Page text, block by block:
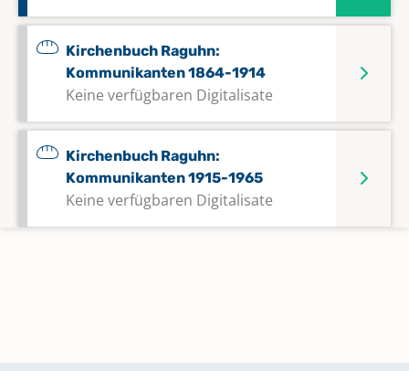
Kirchenbuch Raguhn:
Kommunikanten 1864-1914
Keine verfügbaren Digitalisate
Kirchenbuch Raguhn:
Kommunikanten 1915-1965
Keine verfügbaren Digitalisate
1821